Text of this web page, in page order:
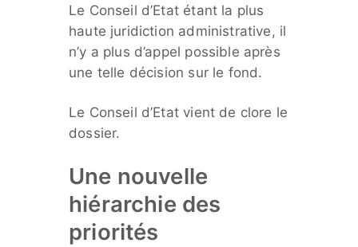
Le Conseil d’Etat étant la plus
haute juridiction administrative, il
n’y a plus d’appel possible après
une telle décision sur le fond.
Le Conseil d’Etat vient de clore le
dossier.
Une nouvelle
hiérarchie des
priorités